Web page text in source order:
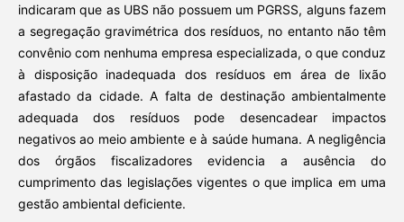
indicaram que as UBS não possuem um PGRSS, alguns fazem
a segregação gravimétrica dos resíduos, no entanto não têm
convênio com nenhuma empresa especializada, o que conduz
à disposição inadequada dos resíduos em área de lixão
afastado da cidade. A falta de destinação ambientalmente
adequada dos resíduos pode desencadear impactos
negativos ao meio ambiente e à saúde humana. A negligência
dos órgãos fiscalizadores evidencia a ausência do
cumprimento das legislações vigentes o que implica em uma
gestão ambiental deficiente.